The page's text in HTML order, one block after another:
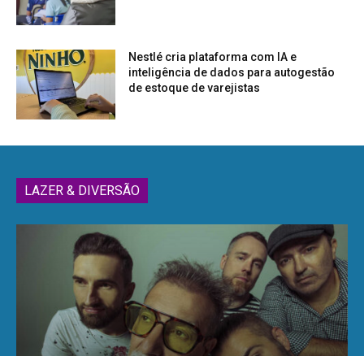
Nestlé cria plataforma com IA e
inteligência de dados para autogestão
de estoque de varejistas
LAZER & DIVERSÃO